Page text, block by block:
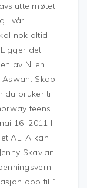
møtet
i vår
nok altid
det
av Nilen
Skap
du bruker til
teens
16, 2011 I
ALFA kan
Skavlan.
opp til 1